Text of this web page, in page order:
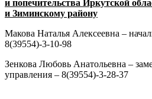
и попечительства Иркутской
и Зиминскому району
Макова Наталья Алексеевна –
8(39554)-3-10-98
Зенкова Любовь Анатольевна –
управления – 8(39554)-3-28-37